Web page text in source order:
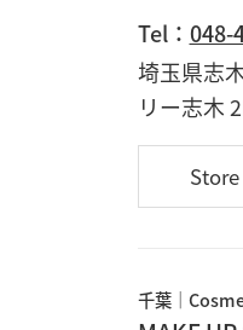
Tel： 048-
埼玉県志
リー志木
千葉